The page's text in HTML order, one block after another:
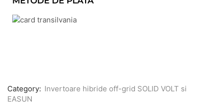
Category: Invertoare hibride off-grid SOLID VOLT si
EASUN